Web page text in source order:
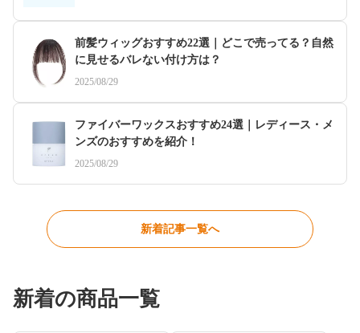
前髪ウィッグおすすめ22選｜どこで売ってる？自然
に見せるバレない付け方は？
2025/08/29
ファイバーワックスおすすめ24選｜レディース・メ
ンズのおすすめを紹介！
2025/08/29
新着記事一覧へ
新着の商品一覧